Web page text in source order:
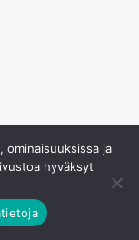
mutta en
liittimillä. Eikö
että saa 10gb
ominaisuuksissa ja
hyväksyt